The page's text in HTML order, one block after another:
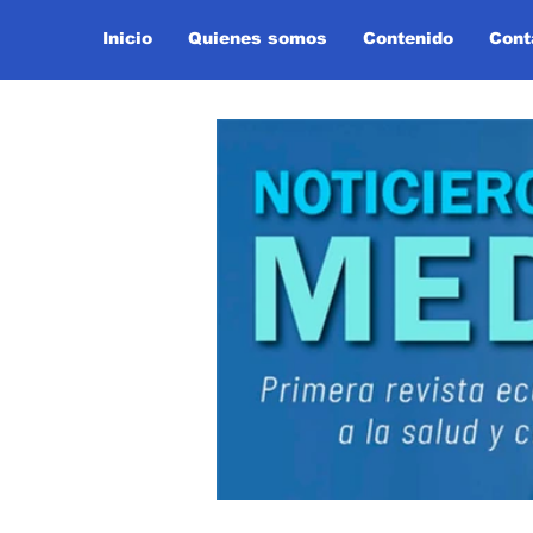
Inicio Quienes somos Contenido